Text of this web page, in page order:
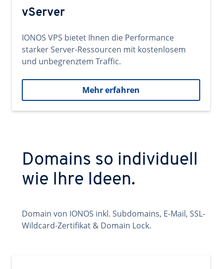
vServer
IONOS VPS bietet Ihnen die Performance
starker Server-Ressourcen mit kostenlosem
und unbegrenztem Traffic.
Mehr erfahren
Domains so individuell
wie Ihre Ideen.
Domain von IONOS inkl. Subdomains, E-Mail, SSL-
Wildcard-Zertifikat & Domain Lock.